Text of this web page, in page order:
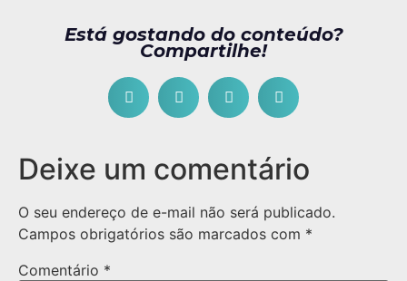
Está gostando do conteúdo?
Compartilhe!
Deixe um comentário
O seu endereço de e-mail não será publicado.
Campos obrigatórios são marcados com *
Comentário *